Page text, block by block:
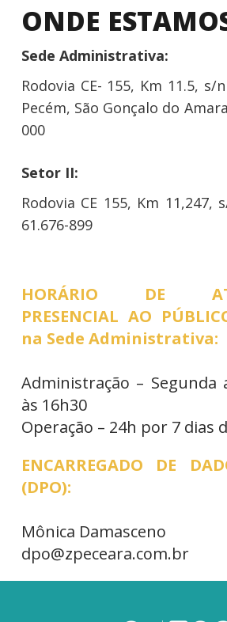
ONDE
Sede Administrativa:
Rodovia CE- 155, Km 11.5, s/
Pecém, São Gonçalo do
000
Setor II:
Rodovia CE 155, Km 11,247,
61.676-899
HORÁRIO DE
PRESENCIAL AO
na Sede Administrativa:
Administração – Segunda
às 16h30
Operação – 24h por 7 dias
ENCARREGADO DE
(DPO):
Mônica Damasceno
dpo@zpeceara.com.br